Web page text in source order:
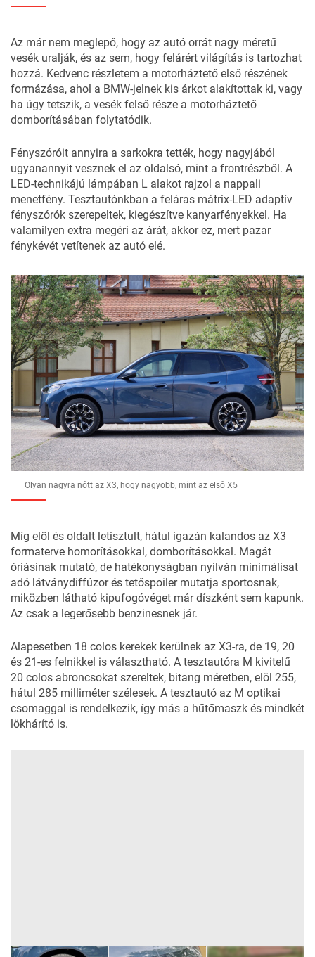
Az már nem meglepő, hogy az autó orrát nagy méretű
vesék uralják, és az sem, hogy felárért világítás is tartozhat
hozzá. Kedvenc részletem a motorháztető első részének
formázása, ahol a BMW-jelnek kis árkot alakítottak ki, vagy
ha úgy tetszik, a vesék felső része a motorháztető
domborításában folytatódik.
Fényszóróit annyira a sarkokra tették, hogy nagyjából
ugyanannyit vesznek el az oldalsó, mint a frontrészből. A
LED-technikájú lámpában L alakot rajzol a nappali
menetfény. Tesztautónkban a feláras mátrix-LED adaptív
fényszórók szerepeltek, kiegészítve kanyarfényekkel. Ha
valamilyen extra megéri az árát, akkor ez, mert pazar
fénykévét vetítenek az autó elé.
Olyan nagyra nőtt az X3, hogy nagyobb, mint az első X5
Míg elöl és oldalt letisztult, hátul igazán kalandos az X3
formaterve homorításokkal, domborításokkal. Magát
óriásinak mutató, de hatékonyságban nyilván minimálisat
adó látványdiffúzor és tetőspoiler mutatja sportosnak,
miközben látható kipufogóvéget már díszként sem kapunk.
Az csak a legerősebb benzinesnek jár.
Alapesetben 18 colos kerekek kerülnek az X3-ra, de 19, 20
és 21-es felnikkel is választható. A tesztautóra M kivitelű
20 colos abroncsokat szereltek, bitang méretben, elöl 255,
hátul 285 milliméter szélesek. A tesztautó az M optikai
csomaggal is rendelkezik, így más a hűtőmaszk és mindkét
lökhárító is.